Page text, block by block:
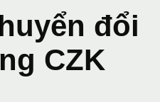
đổi
CZK